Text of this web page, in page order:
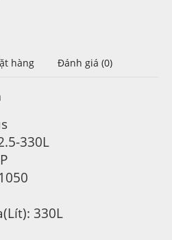
hàng Đánh giá (0)
330L
330L